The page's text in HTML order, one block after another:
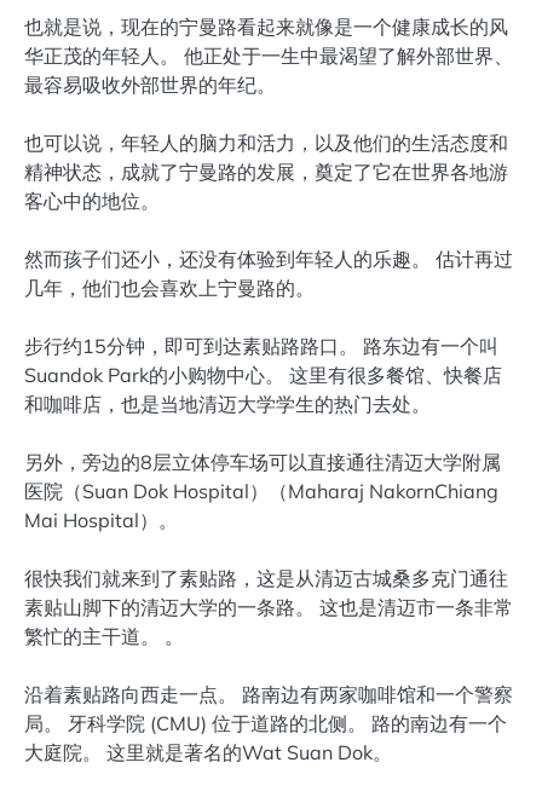
也就是说，现在的宁曼路看起来就像是一个健康成长的风
华正茂的年轻人。 他正处于一生中最渴望了解外部世界、
最容易吸收外部世界的年纪。
也可以说，年轻人的脑力和活力，以及他们的生活态度和
精神状态，成就了宁曼路的发展，奠定了它在世界各地游
客心中的地位。
然而孩子们还小，还没有体验到年轻人的乐趣。 估计再过
几年，他们也会喜欢上宁曼路的。
步行约15分钟，即可到达素贴路路口。 路东边有一个叫
Suandok Park的小购物中心。 这里有很多餐馆、快餐店
和咖啡店，也是当地清迈大学学生的热门去处。
另外，旁边的8层立体停车场可以直接通往清迈大学附属
医院（Suan Dok Hospital）（Maharaj NakornChiang
Mai Hospital）。
很快我们就来到了素贴路，这是从清迈古城桑多克门通往
素贴山脚下的清迈大学的一条路。 这也是清迈市一条非常
繁忙的主干道。 。
沿着素贴路向西走一点。 路南边有两家咖啡馆和一个警察
局。 牙科学院 (CMU) 位于道路的北侧。 路的南边有一个
大庭院。 这里就是著名的Wat Suan Dok。